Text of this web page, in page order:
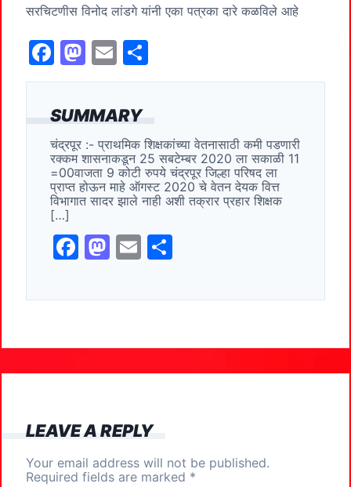
SUMMARY
चंद्रपूर :- प्राथमिक शिक्षकांच्या वेतनासाठी कमी पडणारी
रक्कम शासनाकडून 25 सबटेम्बर 2020 ला सकाळी 11
=00वाजता 9 कोटी रुपये चंद्रपूर जिल्हा परिषद ला
प्राप्त होऊन माहे ऑगस्ट 2020 चे वेतन देयक वित्त
विभागात सादर झाले नाही अशी तक्रार प्रहार शिक्षक
[…]
F
c
b
o
k
M
st
d
o
E
ai ar
सरचिटणीस विनोद लांडगे यांनी एका पत्रका दारे कळविले आहे
F
a
c
e
b
o
o
k
M
a
st
o
d
o
n
E
m
ai
l
h
LEAVE A REPLY
Your email address will not be published.
Required fields are marked *